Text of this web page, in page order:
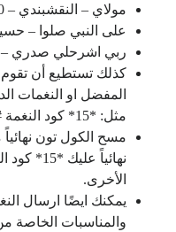
مولاي – النقشبندي – 5092350.
على النبي صلوا – حسين
ربي اشرحلي صدري –
كذلك تستطيع أن
المفضل او النغمات
مثل: *15* كود النغمة #.
مسح الكول تون
نهائياً
الأخرى.
يمكنك ايضًا ارسال